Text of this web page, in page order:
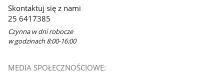
Skontaktuj się z nami
25 6417385
Czynna w dni robocze
w godzinach 8:00-16:00
MEDIA SPOŁECZNOŚCIOWE: